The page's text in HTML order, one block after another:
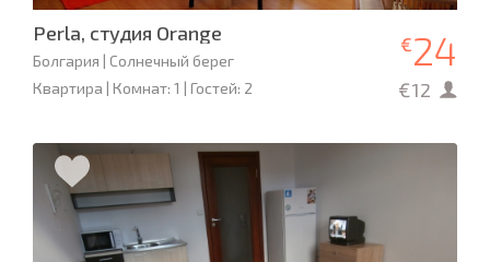
Perla, студия Orange
Болгария | Солнечный берег
Квартира | Комнат: 1 | Гостей: 2
€24
€12